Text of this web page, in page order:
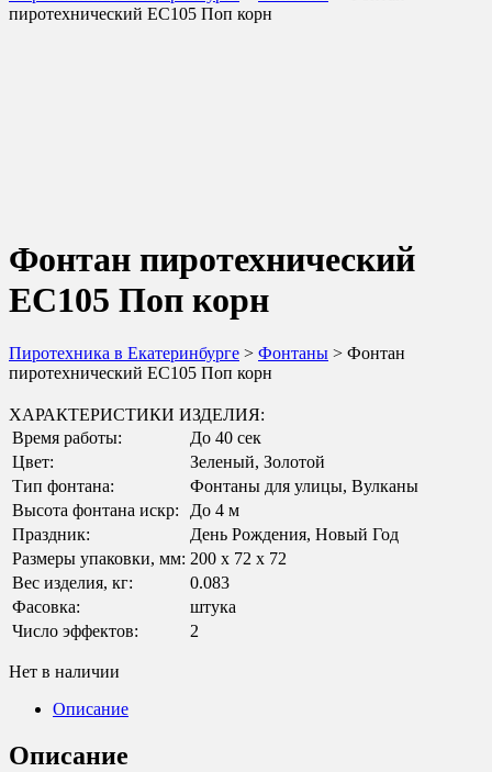
пиротехнический ЕС105 Поп корн
Фонтан пиротехнический
ЕС105 Поп корн
Пиротехника в Екатеринбурге > Фонтаны > Фонтан
пиротехнический ЕС105 Поп корн
ХАРАКТЕРИСТИКИ ИЗДЕЛИЯ:
Время работы:
До 40 сек
Цвет:
Зеленый, Золотой
Тип фонтана:
Фонтаны для улицы, Вулканы
Высота фонтана искр:
До 4 м
Праздник:
День Рождения, Новый Год
Размеры упаковки, мм: 200 х 72 х 72
Вес изделия, кг:
0.083
Фасовка:
штука
Число эффектов:
2
Нет в наличии
Описание
Описание